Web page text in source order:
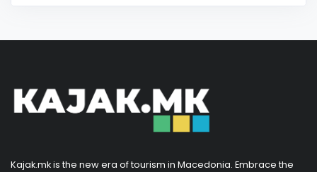
Kajak.mk is the new era of tourism in Macedonia. Embrace the